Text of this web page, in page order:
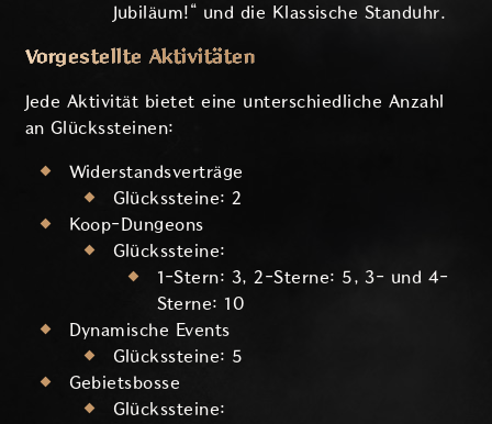
Jubiläum!“ und die Klassische Standuhr.
Vorgestellte Aktivitäten
Jede Aktivität bietet eine unterschiedliche Anzahl
an Glückssteinen:
Widerstandsverträge
Glückssteine: 2
Koop-Dungeons
Glückssteine:
1-Stern: 3, 2-Sterne: 5, 3- und 4-
Sterne: 10
Dynamische Events
Glückssteine: 5
Gebietsbosse
Glückssteine: